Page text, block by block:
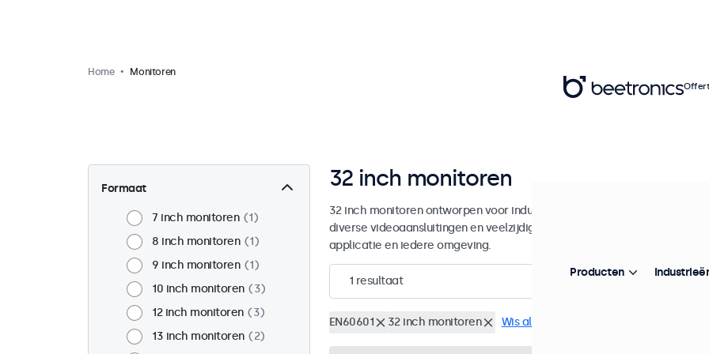
Home Monitoren
Formaat
7 inch monitoren
1
8 inch monitoren
1
9 inch monitoren
1
10 inch monitoren
3
12 inch monitoren
3
13 inch monitoren
2
32 inch monitoren
32 inch monitoren ontworpen voor industrieel en commercieel gebruik.
diverse videoaansluitingen en veelzijdige montageopties, waarmee ze
applicatie en iedere omgeving.
1 resultaat
EN60601 32 inch monitoren Wis alle filters
Producten